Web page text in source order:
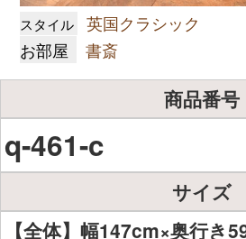
スタイル
英国クラシック
お部屋
書斎
商品番号
q-461-c
サイズ
【全体】幅147cm×奥行き